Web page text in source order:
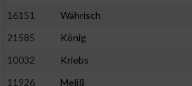
16151
Währisch
21585
König
10032
Kriebs
11926
Meliß